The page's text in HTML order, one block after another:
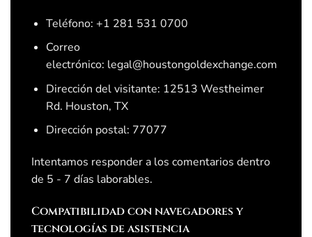
Teléfono: +1 281 531 0700
Correo
electrónico: legal@houstongoldexchange.com
Dirección del visitante: 12513 Westheimer
Rd. Houston, TX
Dirección postal: 77077
Intentamos responder a los comentarios dentro
de 5 - 7 días laborables.
Compatibilidad con navegadores y
tecnologías de asistencia